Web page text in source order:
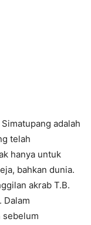
adalah
telah
hanya untuk
bahkan dunia.
akrab T.B.
Dalam
sebelum